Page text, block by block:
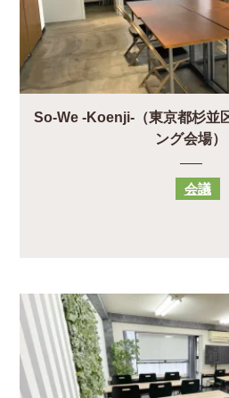
So-We -Koenji-（東京都杉並
ング会場）
会議